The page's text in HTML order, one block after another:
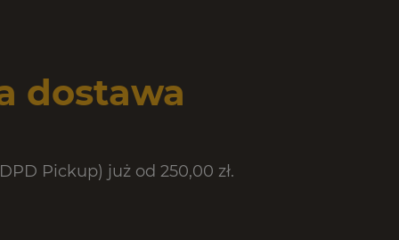
dostawa
Pickup) już od 250,00 zł.